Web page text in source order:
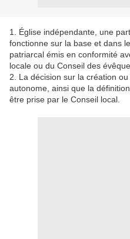
1. Église indépendante, une
fonctionne sur la base et dans
patriarcal émis en conformité
locale ou du Conseil des
2. La décision sur la création
autonome, ainsi que la
être prise par le Conseil local.